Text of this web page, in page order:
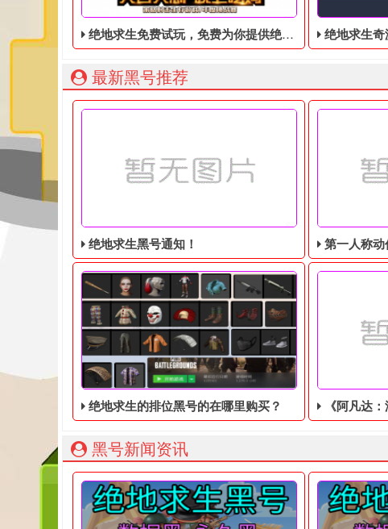
绝地求生免费试玩，免费为你提供绝地求生账号 绝地求生奇游加
最新黑号推荐
绝地求生黑号通知！
绝地求生黑号： 质保时间内找回换号！ 绝地求生白号：
第一人称动作射击
2036年，世
绝地求生的排位黑号的在哪里购买？ 《阿凡达：潘多
黑号新闻资讯